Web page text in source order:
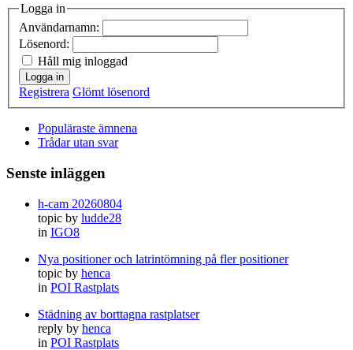
Logga in
Användarnamn:
Lösenord:
Håll mig inloggad
Logga in
Registrera Glömt lösenord
Populäraste ämnena
Trådar utan svar
Senste inläggen
h-cam 20260804
topic by ludde28
in IGO8
Nya positioner och latrintömning på fler positioner
topic by henca
in POI Rastplats
Städning av borttagna rastplatser
reply by henca
in POI Rastplats